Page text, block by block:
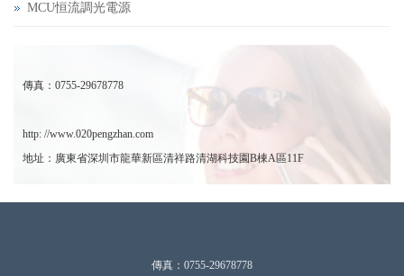
MCU恒流調光電源
傳真：0755-29678778
http: //www.020pengzhan.com
地址：廣東省深圳市龍華新區清祥路清湖科技園B棟A區11F
傳真：0755-29678778